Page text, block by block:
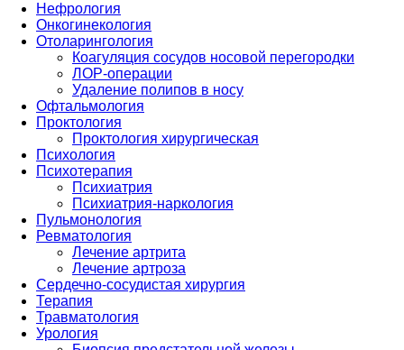
Нефрология
Онкогинекология
Отоларингология
Коагуляция сосудов носовой перегородки
ЛОР-операции
Удаление полипов в носу
Офтальмология
Проктология
Проктология хирургическая
Психология
Психотерапия
Психиатрия
Психиатрия-наркология
Пульмонология
Ревматология
Лечение артрита
Лечение артроза
Сердечно-сосудистая хирургия
Терапия
Травматология
Урология